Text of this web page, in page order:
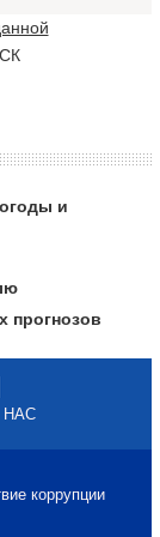
и
прогнозов
НАС
коррупции